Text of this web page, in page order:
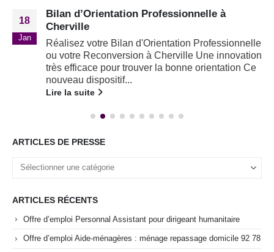
18
Jan
Bilan d’Orientation Professionnelle à
Cherville
Réalisez votre Bilan d'Orientation Professionnelle
ou votre Reconversion à Cherville Une innovation
très efficace pour trouver la bonne orientation Ce
nouveau dispositif...
Lire la suite
ARTICLES DE PRESSE
ARTICLES RÉCENTS
Offre d’emploi Personnal Assistant pour dirigeant humanitaire
Offre d’emploi Aide-ménagères : ménage repassage domicile 92 78